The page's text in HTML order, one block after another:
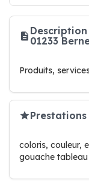
01233
Produits,
coloris, couleur,
gouache